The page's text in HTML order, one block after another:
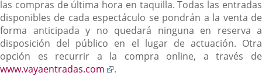
las compras de última hora en taquilla. Todas las entradas
disponibles de cada espectáculo se pondrán a la venta de
forma anticipada y no quedará ninguna en reserva a
disposición del público en el lugar de actuación. Otra
opción es recurrir a la compra online, a través de
www.vayaentradas.com
Enlace
.